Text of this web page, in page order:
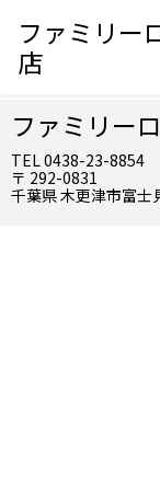
ファミリー
店
ファミリー
TEL 0438-23-8854
〒 292-0831
千葉県 木更津市富士